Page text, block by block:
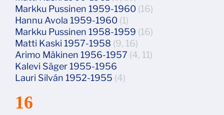
Markku Pussinen 1959-1960 (16)
Hannu Avola 1959-1960 (1)
Markku Pussinen 1958-1959 (16)
Matti Kaski 1957-1958 (9, 16)
Arimo Mäkinen 1956-1957 (4, 11)
Kalevi Säger 1955-1956
Lauri Silván 1952-1955 (4)
16